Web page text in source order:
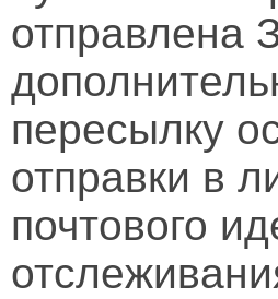
отправлена
пересылку
отправки в
почтового